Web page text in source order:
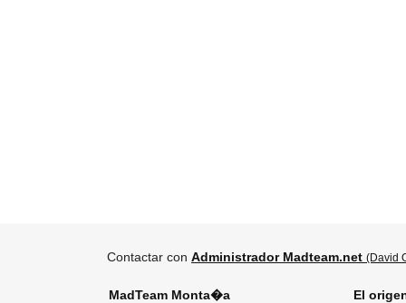
Contactar con Administrador Madteam.net (David
MadTeam Monta�a El